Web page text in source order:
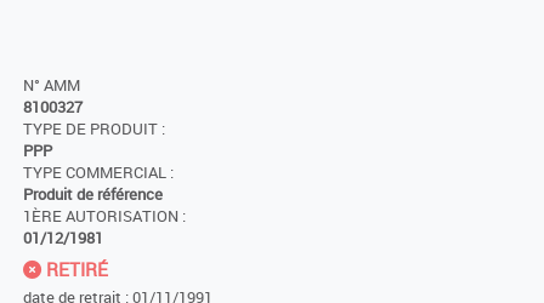
N° AMM
8100327
TYPE DE PRODUIT :
PPP
TYPE COMMERCIAL :
Produit de référence
1ÈRE AUTORISATION :
01/12/1981
RETIRÉ
date de retrait : 01/11/1991